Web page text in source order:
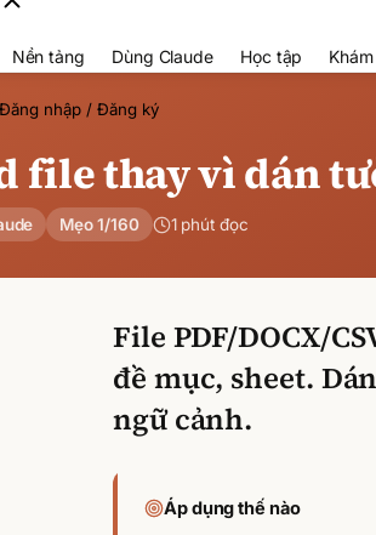
Nền tảng Dùng Claude Học tập
Đăng nhập / Đăng ký
file thay vì dán
Mẹo1/160 1 phút đọc
File PDF/DOCX/
đề mục, sheet.
ngữ cảnh.
Áp dụng thế nào